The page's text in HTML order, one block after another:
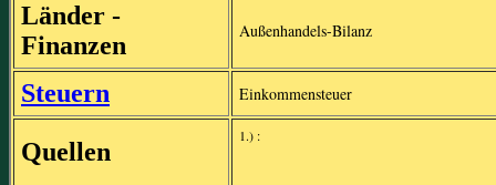
Länder -
Finanzen
Außenhandels-Bilanz
Steuern Einkommensteuer
Quellen
1.) :